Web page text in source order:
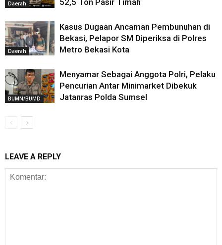
Daerah
52,5 Ton Pasir Timah
Daerah
Kasus Dugaan Ancaman Pembunuhan di
Bekasi, Pelapor SM Diperiksa di Polres
Metro Bekasi Kota
BUMN/BUMD
Menyamar Sebagai Anggota Polri, Pelaku
Pencurian Antar Minimarket Dibekuk
Jatanras Polda Sumsel
LEAVE A REPLY